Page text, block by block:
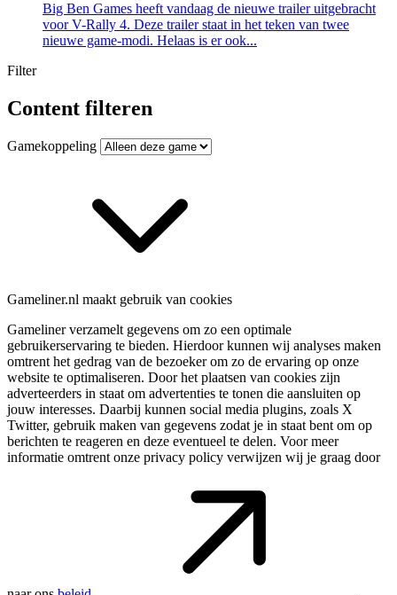
Big Ben Games heeft vandaag de nieuwe trailer uitgebracht
voor V-Rally 4. Deze trailer staat in het teken van twee
nieuwe game-modi. Helaas is er ook...
Filter
Content filteren
Gamekoppeling
Gameliner.nl maakt gebruik van cookies
Gameliner verzamelt gegevens om zo een optimale
gebruikerservaring te bieden. Hierdoor kunnen wij analyses maken
omtrent het gedrag van de bezoeker om zo de ervaring op onze
website te optimaliseren. Door het plaatsen van cookies zijn
adverteerders in staat om advertenties te tonen die aansluiten op
jouw interesses. Daarbij kunnen social media plugins, zoals X
Twitter, gebruik maken van gegevens zodat je in staat bent om op
berichten te reageren en deze eventueel te delen. Voor meer
informatie omtrent onze privacy policy verwijzen wij je graag door